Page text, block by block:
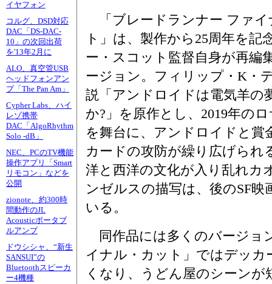
イヤフォン
コルグ、DSD対応
DAC「DS-DAC-
10」の次回出荷
を'13年2月に
ALO、真空管USB
ヘッドフォンアン
プ「The Pan Am」
Cypher Labs、ハイ
レゾ携帯
DAC「AlgoRhythm
Solo -dB」
NEC、PCのTV機能
操作アプリ「Smart
リモコン」などを
公開
zionote、約300時
間動作のJL
Acousticポータブ
ルアンプ
ドウシシャ、“新生
SANSUI”の
Bluetoothスピーカ
ー4機種
「ブレードランナー ファイ
ト」は、製作から25周年を記
ー・スコット監督自身が再編
ージョン。フィリップ・K・
説「アンドロイドは電気羊の
か?」を原作とし、2019年の
を舞台に、アンドロイドと賞
カードの攻防が繰り広げられ
洋と西洋の文化が入り乱れカ
ンゼルスの描写は、後のSF
いる。
同作品には多くのバージョ
イナル・カット」ではデッ
くなり、うどん屋のシーン